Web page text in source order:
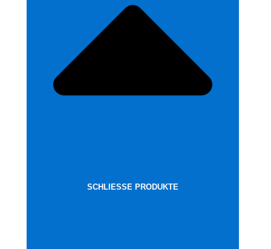
SCHLIESSE PRODUKTE